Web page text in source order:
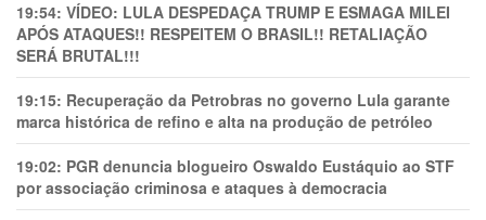
19:54: VÍDEO: LULA DESPEDAÇA TRUMP E ESMAGA MILEI
APÓS ATAQUES!! RESPEITEM O BRASIL!! RETALIAÇÃO
SERÁ BRUTAL!!!
19:15: Recuperação da Petrobras no governo Lula garante
marca histórica de refino e alta na produção de petróleo
19:02: PGR denuncia blogueiro Oswaldo Eustáquio ao STF
por associação criminosa e ataques à democracia